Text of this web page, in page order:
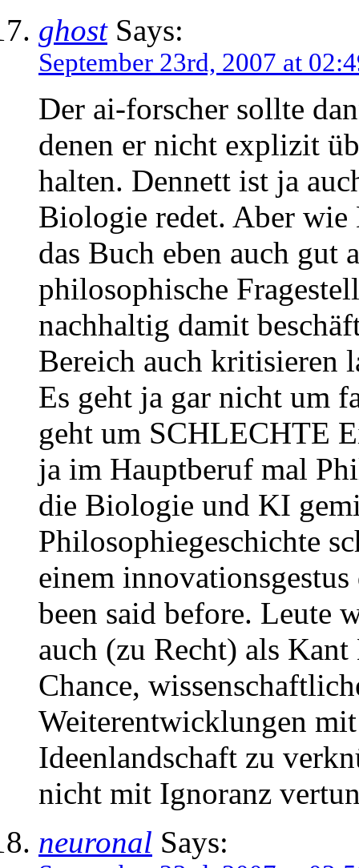
ghostSays:
September 23rd, 2007 at
Der ai-forscher sollte
denen er nicht explizit
halten. Dennett ist ja
Biologie redet. Aber wie
das Buch eben auch gut
philosophische
nachhaltig damit
Bereich auch kritisieren
Es geht ja gar nicht um
geht um SCHLECHTE
ja im Hauptberuf mal
die Biologie und KI
Philosophiegeschichte
einem
been said before. Leute
auch (zu Recht) als
Chance,
Weiterentwicklungen
Ideenlandschaft zu
nicht mit Ignoranz
neuronal Says: